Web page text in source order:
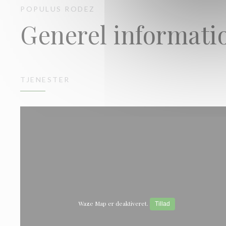
POPULUS RODEZ
Generel
TJENESTER
Waze Map er deaktiveret. Tillad